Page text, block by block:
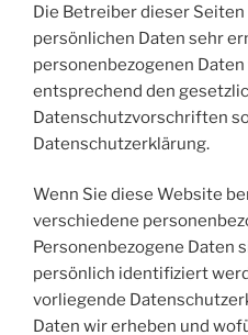
Die Betreiber dieser
persönlichen Daten sehr
personenbezogenen
entsprechend den
Datenschutzvorschriften
Datenschutzerklärung.
Wenn Sie diese Website
verschiedene
Personenbezogene Daten
persönlich identifiziert
vorliegende
Daten wir erheben und